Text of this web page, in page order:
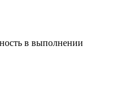
в выполнении